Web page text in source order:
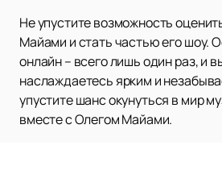
Не упустите возможность
Майами и стать частью его шоу.
онлайн – всего лишь один раз, и
наслаждаетесь ярким и
упустите шанс окунуться в мир
вместе с Олегом Майами.